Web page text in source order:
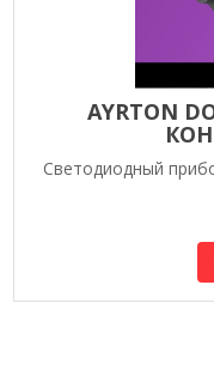
AYRTON
Светодиодный